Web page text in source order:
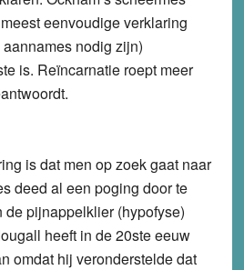
eenvoudige verklaring
nodig zijn)
is. Reïncarnatie roept meer
is dat men op zoek gaat naar
deed al een poging door te
pijnappelklier (hypofyse)
heeft in de 20ste eeuw
omdat hij veronderstelde dat